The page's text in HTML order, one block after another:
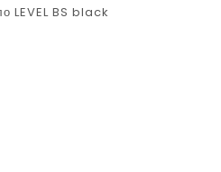
LEVEL BS black